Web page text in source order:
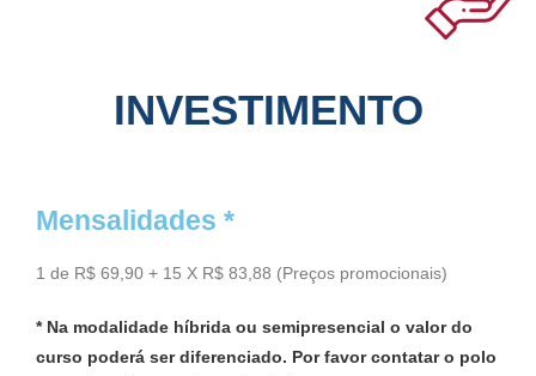
INVESTIMENTO
Mensalidades *
1 de R$ 69,90 + 15 X R$ 83,88 (Preços promocionais)
* Na modalidade híbrida ou semipresencial o valor do
curso poderá ser diferenciado. Por favor contatar o polo